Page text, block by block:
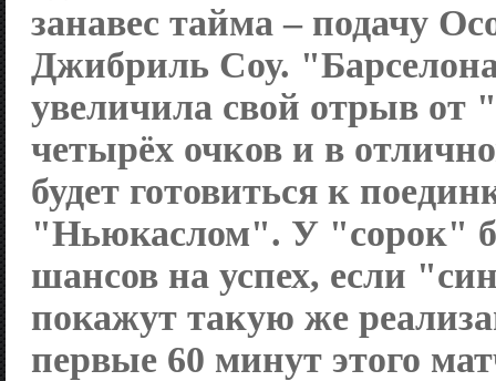
занавес тайма – подачу
Джибриль Соу.
увеличила свой отрыв от
четырёх очков и в
будет готовиться к
"Ньюкаслом". У "сорок"
шансов на успех, если
покажут такую же
первые 60 минут этого